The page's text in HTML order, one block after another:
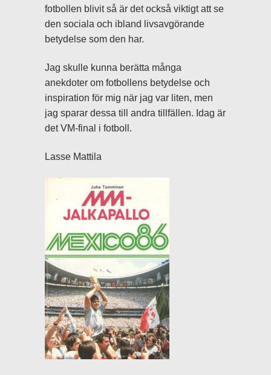
fotbollen blivit så är det också viktigt att se
den sociala och ibland livsavgörande
betydelse som den har.
Jag skulle kunna berätta många
anekdoter om fotbollens betydelse och
inspiration för mig när jag var liten, men
jag sparar dessa till andra tillfällen. Idag är
det VM-final i fotboll.
Lasse Mattila